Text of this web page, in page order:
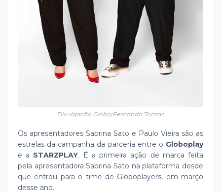
Divulgação Globo/Fernando Tomaz
Os apresentadores Sabrina Sato e Paulo Vieira são as
estrelas da campanha da parceria entre o Globoplay
e a STARZPLAY. É a primeira ação de marca feita
pela apresentadora Sabrina Sato na plataforma desde
que entrou para o time de Globoplayers, em março
desse ano.